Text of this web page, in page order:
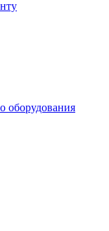
оборудования